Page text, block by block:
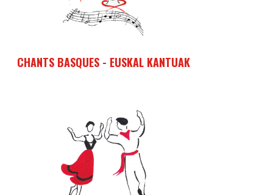
CHANTS BASQUES - EUSKAL KANTUAK
Cette activité propose de se familiariser avec les
chants inscrits dans la pure tradition de la
culture musicale basque mais aussi avec un
répertoire et des interprétations actuels.